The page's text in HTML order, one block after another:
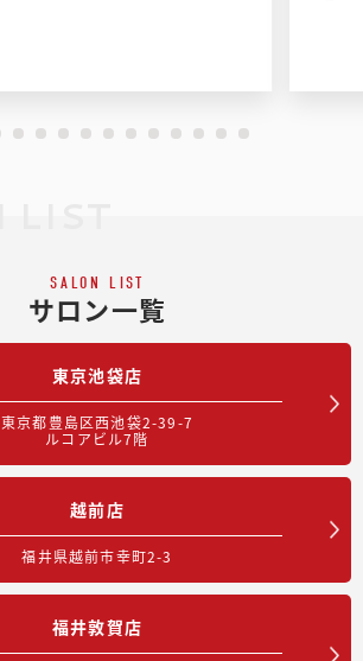
SALON LIST
サロン一覧
東京池袋店
東京都豊島区西池袋2-39-7
ルコアビル7階
越前店
福井県越前市幸町2-3
福井敦賀店